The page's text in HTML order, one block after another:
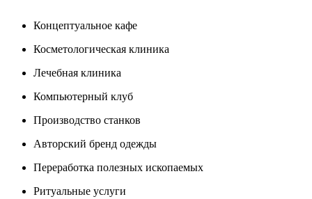
Концептуальное кафе
Косметологическая клиника
Лечебная клиника
Компьютерный клуб
Производство станков
Авторский бренд одежды
Переработка полезных ископаемых
Ритуальные услуги